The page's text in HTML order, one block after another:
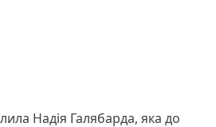
Надія Галябарда, яка до